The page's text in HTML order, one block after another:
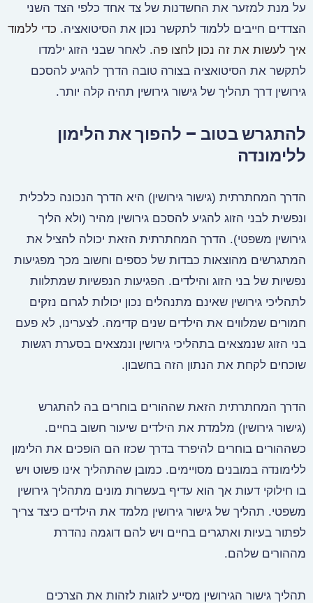
על מנת למזער את החשדנות של צד אחד כלפי הצד השני
הצדדים חייבים ללמוד לתקשר נכון את הסיטואציה. כדי ללמוד
איך לעשות את זה נכון לחצו פה. לאחר שבני הזוג ילמדו
לתקשר את הסיטואציה בצורה טובה הדרך להגיע להסכם
גירושין דרך תהליך של גישור גירושין תהיה קלה יותר.
להתגרש בטוב – להפוך את הלימון
ללימונדה
הדרך המחתרתית (גישור גירושין) היא הדרך הנכונה כלכלית
ונפשית לבני הזוג להגיע להסכם גירושין מהיר (ולא הליך
גירושין משפטי). הדרך המחתרתית הזאת יכולה להציל את
המתגרשים מהוצאות כבדות של כספים וחשוב מכך מפגיעות
נפשיות של בני הזוג והילדים. הפגיעות הנפשיות שמתלוות
לתהליכי גירושין שאינם מתנהלים נכון יכולות לגרום נזקים
חמורים שמלווים את הילדים שנים קדימה. לצערינו, לא פעם
בני הזוג שנמצאים בתהליכי גירושין ונמצאים בסערת רגשות
שוכחים לקחת את הנתון הזה בחשבון.
הדרך המחתרתית הזאת שההורים בוחרים בה להתגרש
(גישור גירושין) מלמדת את הילדים שיעור חשוב בחיים.
כשההורים בוחרים להיפרד בדרך שכזו הם הופכים את הלימון
ללימונדה במובנים מסויימים. כמובן שהתהליך אינו פשוט ויש
בו חילוקי דעות אך הוא עדיף בעשרות מונים מתהליך גירושין
משפטי. תהליך של גישור גירושין מלמד את הילדים כיצד צריך
לפתור בעיות ואתגרים בחיים ויש להם דוגמה נהדרת
מההורים שלהם.
תהליך גישור הגירושין מסייע לזוגות לזהות את הצרכים